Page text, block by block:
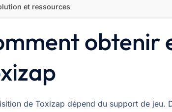
et ressources
obtenir
de Toxizap dépend du support de jeu.